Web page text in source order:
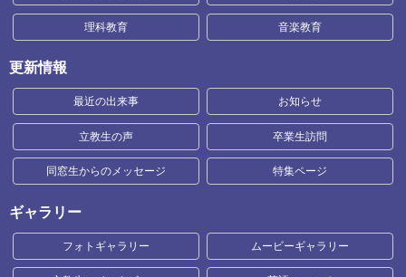
理科教育 音楽教育
更新情報
最近の出来事 お知らせ
立教生の声 卒業生訪問
同窓生からのメッセージ 特集ページ
ギャラリー
フォトギャラリー ムービーギャラリー